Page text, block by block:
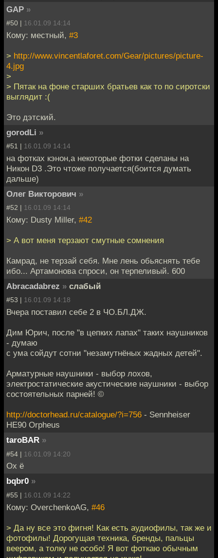
GAP »
#50 | 16.01.09 14:14
Кому: местный, #3
> http://www.vincentlaforet.com/Gear/pictures/picture-
4.jpg
>
> Пятак на фоне старших братьев как то по сиротски
выглядит :(
Это дэтский.
gorodLi »
#51 | 16.01.09 14:14
на фотках кэнон,а некоторые фотки сделаны на
Никон D3 .Это чтоже получается(боится думать
дальше)
Олег Викторович »
#52 | 16.01.09 14:14
Кому: Dusty Miller, #42
> А вот меня терзают смутные сомнения
Камрад, не терзай себя. Мне лень обьяснять тебе
ибо... Артамонова спроси, он терпеливый. 600
Abracadabrez » слабый
#53 | 16.01.09 14:18
Вчера поставил себе 2 в ЧО.БЛ.ДЖ.
Дим Юрич, после "в цепких лапах" таких наушников
- думаю
с ума сойдут сотни "незамутнёных жадных детей".
Арматурные наушники - выбор лохов,
электростатические акустические наушники - выбор
состоятельных парней! ©
http://doctorhead.ru/catalogue/?i=756 - Sennheiser
HE90 Orpheus
taroBAR »
#54 | 16.01.09 14:20
Ох ё
bqbr0 »
#55 | 16.01.09 14:22
Кому: OverchenkoAG, #46
> Да ну все это фигня! Как есть аудиофилы, так же и
фотофилы! Дорогущая техника, бренды, пальцы
веером, а толку не особо! Я вот фоткаю обычным